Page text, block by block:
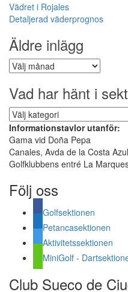
Vädret i Rojales
Detaljerad väderprognos
Äldre inlägg
Äldre
inlägg
Vad har hänt i
Vad
har
hänt
i
sektionen
Informationstavlor utanför:
Gama vid Doña Pepa
Canales, Avda de la Costa Azul
Golfklubbens entré La
Följ oss
Golfsektionen
Petancasektionen
Aktivitetssektionen
MiniGolf -
Club Sueco de